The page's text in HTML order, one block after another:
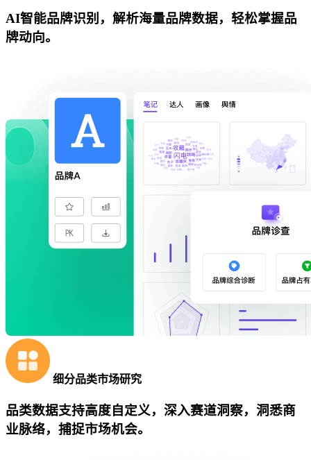
AI智能品牌识别，解析海量品牌数据，轻松掌握品
牌动向。
细分品类市场研究
品类数据支持高度自定义，深入赛道洞察，洞悉商
业脉络，捕捉市场机会。